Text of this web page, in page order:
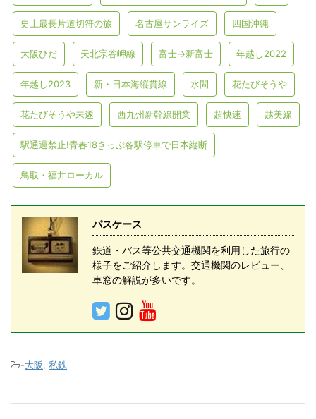
史上最長片道切符の旅 名古屋サンライズ 四国沖縄
大阪ひだ 天北宗谷岬線 富士→新富士 年越し2022
年越し2023 新・日本海縦貫線 水間 花たびそうや
花たびそうや未遂 西九州新幹線開業 超快速 越美線
駅通過禁止!青春18きっぷ各駅停車で日本縦断
鳥取・福井ローカル
パスケース
鉄道・バス等公共交通機関を利用した旅行の
様子をご紹介します。交通機関のレビュー、
車窓の解説が多いです。
-大阪, 私鉄